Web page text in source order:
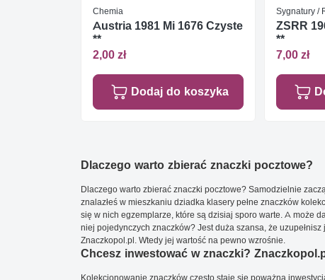
Chemia
Austria 1981 Mi 1676 Czyste
**
2,00 zł
Dodaj do koszyka
Sygnatury /
ZSRR
**
7,00 zł
Dlaczego warto zbierać znaczki pocztowe?
Dlaczego warto zbierać znaczki pocztowe? Samodzielnie
znalazłeś w mieszkaniu dziadka klasery pełne znaczków
się w nich egzemplarze, które są dzisiaj sporo warte. A może
niej pojedynczych znaczków? Jest duża szansa, że
Znaczkopol.pl. Wtedy jej wartość na pewno wzrośnie.
Chcesz inwestować w znaczki?
Kolekcjonowanie znaczków często staje się poważną